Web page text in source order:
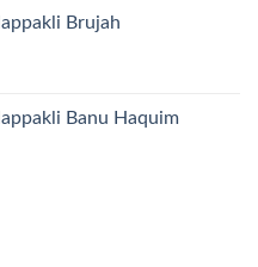
Brujah
Banu Haquim